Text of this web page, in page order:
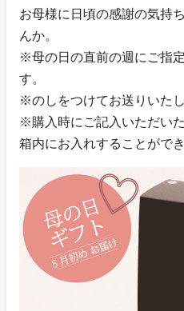
お母様に日頃の感謝の気持
んか。
※母の日の直前の週にご指
す。
※のしをつけてお送りいたし
※購入時にご記入いただい
箱内にお入れすることができ